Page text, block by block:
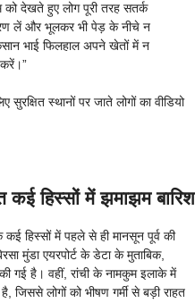
को देखते हुए लोग पूरी तरह सतर्क
लें और भूलकर भी पेड़ के नीचे न
भाई फिलहाल अपने खेतों में न
करें।”
स्थानों पर जाते लोगों का वीडियो
कई हिस्सों में झमाझम बारिश
हिस्सों में पहले से ही मानसून पूर्व की
मुंडा एयरपोर्ट के डेटा के मुताबिक,
की गई है। वहीं, रांची के नामकुम इलाके में
लोगों को भीषण गर्मी से बड़ी राहत